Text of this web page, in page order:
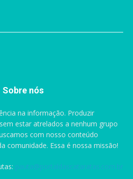
Sobre nós
na informação. Produzir
estar atrelados a nenhum grupo
com nosso conteúdo
comunidade. Essa é nossa missão!
pauta@portaldascataratas.com.br